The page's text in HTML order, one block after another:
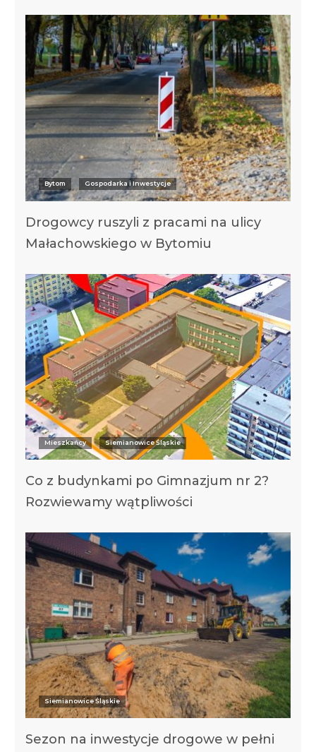
Bytom Gospodarka i Inwestycje
Drogowcy ruszyli z pracami na ulicy
Małachowskiego w Bytomiu
Mieszkańcy Siemianowice Śląskie
Co z budynkami po Gimnazjum nr 2?
Rozwiewamy wątpliwości
Siemianowice Śląskie
Sezon na inwestycje drogowe w pełni